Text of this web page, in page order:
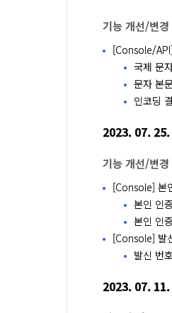
기능 개선/변경
[Console/
국제 문
문자 본
인코딩
2023. 07. 25.
기능 개선/변경
[Console] 본
본인 인
본인 인
[Console] 발
발신 번
2023. 07. 11.